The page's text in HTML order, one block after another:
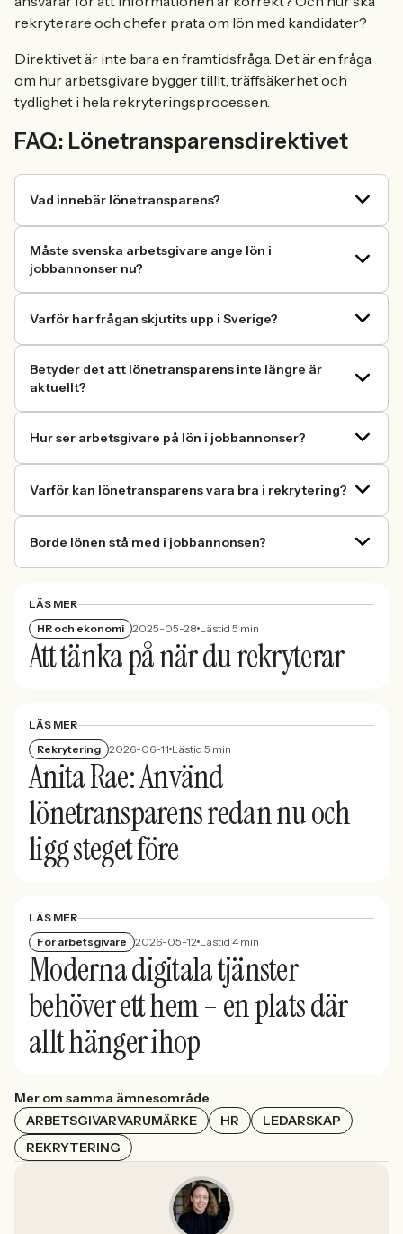
rekryterare och chefer prata om lön med kandidater?
Direktivet är inte bara en framtidsfråga. Det är en fråga
om hur arbetsgivare bygger tillit, träffsäkerhet och
tydlighet i hela rekryteringsprocessen.
FAQ: Lönetransparensdirektivet
Vad innebär lönetransparens?
Måste svenska arbetsgivare ange lön i
jobbannonser nu?
Varför har frågan skjutits upp i Sverige?
Betyder det att lönetransparens inte längre är
aktuellt?
Hur ser arbetsgivare på lön i jobbannonser?
Varför kan lönetransparens vara bra i rekrytering?
Borde lönen stå med i jobbannonsen?
LÄS MER
HR och ekonomi 2025-05-28 Lästid 5 min
Att tänka på när du rekryterar
LÄS MER
Rekrytering 2026-06-11 Lästid 5 min
Anita Rae: Använd
lönetransparens redan nu och
ligg steget före
LÄS MER
För arbetsgivare
2026-05-12 Lästid 4 min
Moderna digitala tjänster
behöver ett hem – en plats där
allt hänger ihop
Mer om samma ämnesområde
ARBETSGIVARVARUMÄRKE
HR
LEDARSKAP
REKRYTERING